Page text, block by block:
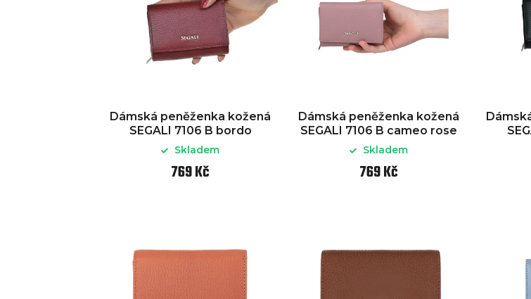
Dámská peněženka kožená
SEGALI 7106 B bordo
Skladem
769 Kč
Dámská peněženka kožená
SEGALI 7106 B cameo rose
Skladem
769 Kč